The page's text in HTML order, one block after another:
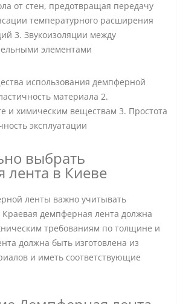
от стен, предотвращая передачу
температурного расширения
3. Звукоизоляции между
элементами
использования демпферной
материала 2.
и химическим веществам 3. Простота
эксплуатации
выбрать
в Киеве
ленты важно учитывать
демпферная лента должна
требованиям по толщине и
должна быть изготовлена из
и иметь соответствующие